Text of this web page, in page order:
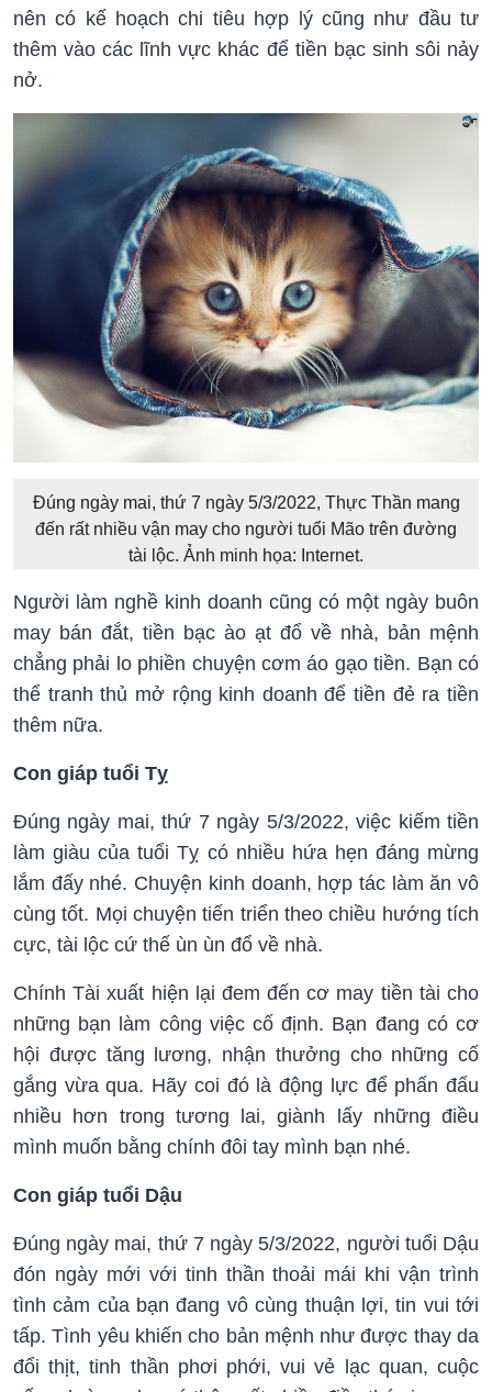
nên có kế hoạch chi tiêu hợp lý cũng như đầu tư
thêm vào các lĩnh vực khác để tiền bạc sinh sôi nảy
nở.
Đúng ngày mai, thứ 7 ngày 5/3/2022, Thực Thần mang
đến rất nhiều vận may cho người tuổi Mão trên đường
tài lộc. Ảnh minh họa: Internet.
Người làm nghề kinh doanh cũng có một ngày buôn
may bán đắt, tiền bạc ào ạt đổ về nhà, bản mệnh
chẳng phải lo phiền chuyện cơm áo gạo tiền. Bạn có
thể tranh thủ mở rộng kinh doanh để tiền đẻ ra tiền
thêm nữa.
Con giáp tuổi Tỵ
Đúng ngày mai, thứ 7 ngày 5/3/2022, việc kiếm tiền
làm giàu của tuổi Tỵ có nhiều hứa hẹn đáng mừng
lắm đấy nhé. Chuyện kinh doanh, hợp tác làm ăn vô
cùng tốt. Mọi chuyện tiến triển theo chiều hướng tích
cực, tài lộc cứ thế ùn ùn đổ về nhà.
Chính Tài xuất hiện lại đem đến cơ may tiền tài cho
những bạn làm công việc cố định. Bạn đang có cơ
hội được tăng lương, nhận thưởng cho những cố
gắng vừa qua. Hãy coi đó là động lực để phấn đấu
nhiều hơn trong tương lai, giành lấy những điều
mình muốn bằng chính đôi tay mình bạn nhé.
Con giáp tuổi Dậu
Đúng ngày mai, thứ 7 ngày 5/3/2022, người tuổi Dậu
đón ngày mới với tinh thần thoải mái khi vận trình
tình cảm của bạn đang vô cùng thuận lợi, tin vui tới
tấp. Tình yêu khiến cho bản mệnh như được thay da
đổi thịt, tinh thần phơi phới, vui vẻ lạc quan, cuộc